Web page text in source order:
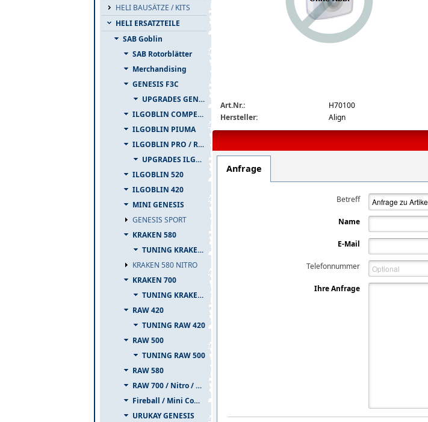
HELI BAUSÄTZE / KITS
HELI ERSATZTEILE
SAB Goblin
SAB Rotorblätter
Merchandising
GENESIS F3C
UPGRADES GENESIS F3C
ILGOBLIN COMPETIZIONE
ILGOBLIN PIUMA
ILGOBLIN PRO / RAW 700
UPGRADES ILGOBLIN PRO / RAW 700
ILGOBLIN 520
ILGOBLIN 420
MINI GENESIS
GENESIS SPORT
KRAKEN 580
TUNING KRAKEN 580
KRAKEN 580 NITRO
KRAKEN 700
TUNING KRAKEN 700
RAW 420
TUNING RAW 420
RAW 500
TUNING RAW 500
RAW 580
RAW 700 / Nitro / PIUMA
Fireball / Mini Comet
URUKAY GENESIS
Art.Nr.:
H70100
Hersteller:
Align
Anfrage
Betreff
Name
E-Mail
Telefonnummer
Ihre Anfrage